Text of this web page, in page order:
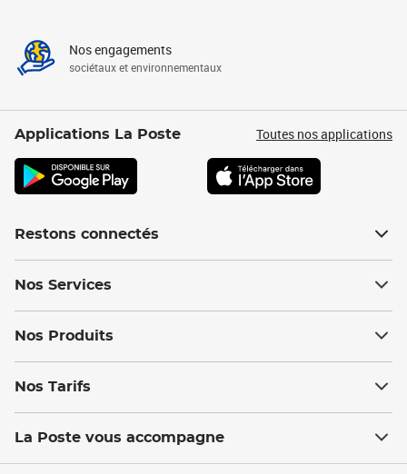
Nos engagements
sociétaux et environnementaux
Applications La Poste Toutes nos applications
Restons connectés
Nos Services
Nos Produits
Nos Tarifs
La Poste vous accompagne